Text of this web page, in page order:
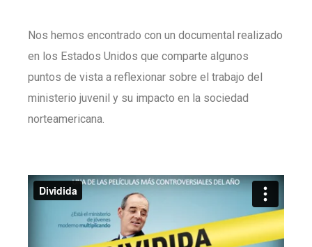
Nos hemos encontrado con un documental realizado
en los Estados Unidos que comparte algunos
puntos de vista a reflexionar sobre el trabajo del
ministerio juvenil y su impacto en la sociedad
norteamericana.